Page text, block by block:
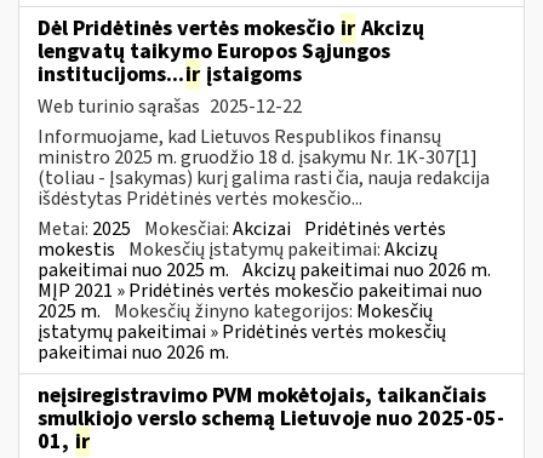
Dėl Pridėtinės vertės mokesčio ir Akcizų
lengvatų taikymo Europos Sąjungos
institucijoms...ir įstaigoms
Web turinio sąrašas 2025-12-22
Informuojame, kad Lietuvos Respublikos finansų
ministro 2025 m. gruodžio 18 d. įsakymu Nr. 1K-307[1]
(toliau - Įsakymas) kurį galima rasti čia, nauja redakcija
išdėstytas Pridėtinės vertės mokesčio...
Metai: 2025 Mokesčiai:Akcizai Pridėtinės vertės
mokestis Mokesčių įstatymų pakeitimai:Akcizų
pakeitimai nuo 2025 m. Akcizų pakeitimai nuo 2026 m.
MĮP 2021 » Pridėtinės vertės mokesčio pakeitimai nuo
2025 m. Mokesčių žinyno kategorijos: Mokesčių
įstatymų pakeitimai » Pridėtinės vertės mokesčių
pakeitimai nuo 2026 m.
neįsiregistravimo PVM mokėtojais, taikančiais
smulkiojo verslo schemą Lietuvoje nuo 2025-05-
01, ir